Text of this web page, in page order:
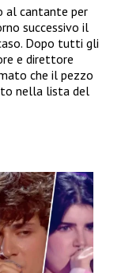
al cantante per
successivo il
Dopo tutti gli
e direttore
che il pezzo
nella lista del